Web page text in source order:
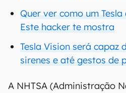
Quer ver como um
Este hacker te mostra
Tesla Vision será capaz
sirenes e até gestos de
A NHTSA (Administração